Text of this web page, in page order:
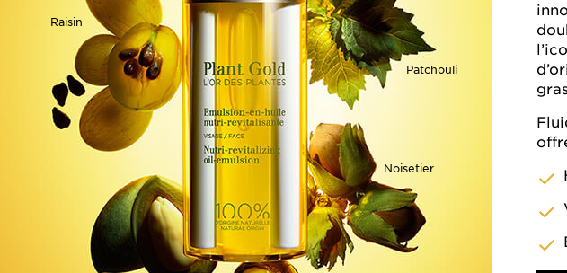
Raisin
Noisetier
Patchouli